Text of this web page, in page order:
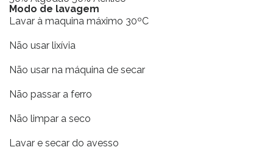
Modo de lavagem
Lavar à maquina máximo 30ºC
Não usar lixívia
Não usar na máquina de secar
Não passar a ferro
Não limpar a seco
Lavar e secar do avesso